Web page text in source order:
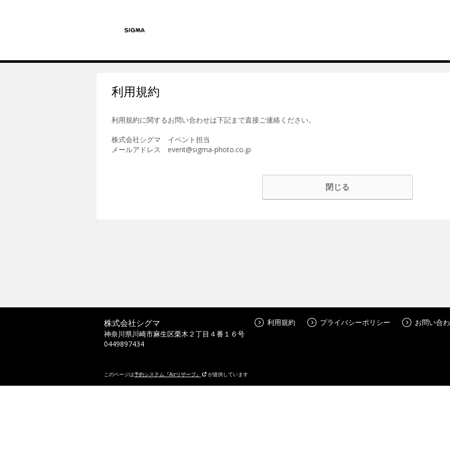
利用規約
利用規約に関するお問い合わせは下記まで直接ご連絡ください。
株式会社シグマ イベント担当
メールアドレス event@sigma-photo.co.jp
閉じる
株式会社シグマ
神奈川県川崎市麻生区栗木２丁目４番１６号
0449897434
利用規約 プライバシーポリシー お問い合
このページは予約システム『Airリザーブ』 が提供しています